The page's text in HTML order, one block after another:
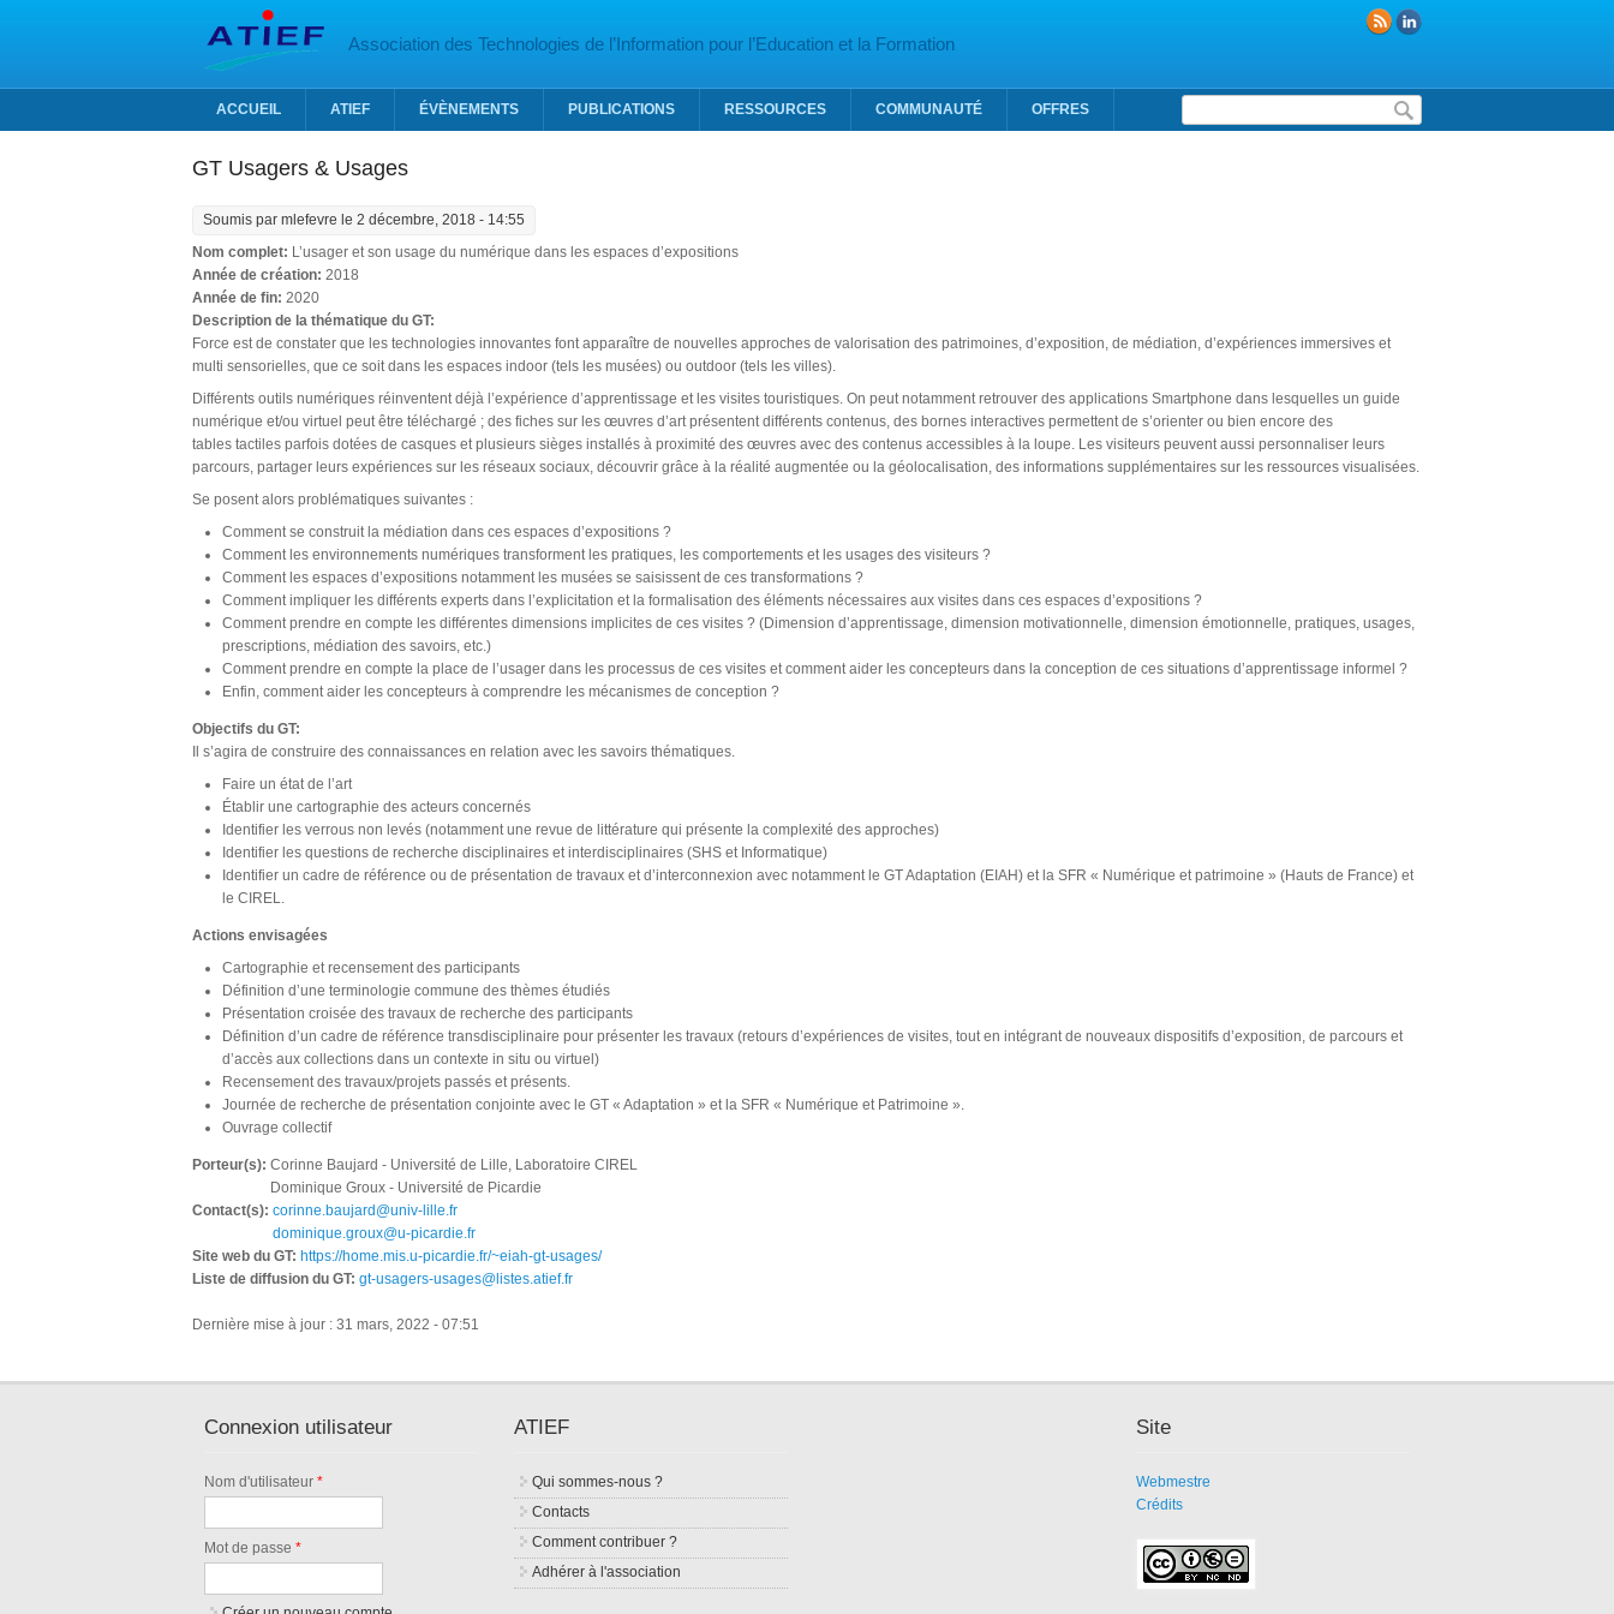
Association des Technologies de l’Information pour l’Education et la Formation
Formulaire de recherche
ACCUEIL ATIEF ÉVÈNEMENTS PUBLICATIONS RESSOURCES COMMUNAUTÉ OFFRES
GT Usagers & Usages
Soumis par mlefevre le 2 décembre, 2018 - 14:55
Nom complet: L’usager et son usage du numérique dans les espaces d’expositions
Année de création: 2018
Année de fin: 2020
Description de la thématique du GT:
Force est de constater que les technologies innovantes font apparaître de nouvelles approches de valorisation des patrimoines, d’exposition, de médiation, d’expériences immersives et
multi sensorielles, que ce soit dans les espaces indoor (tels les musées) ou outdoor (tels les villes).
Différents outils numériques réinventent déjà l’expérience d’apprentissage et les visites touristiques. On peut notamment retrouver des applications Smartphone dans lesquelles un guide
numérique et/ou virtuel peut être téléchargé ; des fiches sur les œuvres d’art présentent différents contenus, des bornes interactives permettent de s’orienter ou bien encore des
tables tactiles parfois dotées de casques et plusieurs sièges installés à proximité des œuvres avec des contenus accessibles à la loupe. Les visiteurs peuvent aussi personnaliser leurs
parcours, partager leurs expériences sur les réseaux sociaux, découvrir grâce à la réalité augmentée ou la géolocalisation, des informations supplémentaires sur les ressources visualisées.
Se posent alors problématiques suivantes :
Comment se construit la médiation dans ces espaces d’expositions ?
Comment les environnements numériques transforment les pratiques, les comportements et les usages des visiteurs ?
Comment les espaces d’expositions notamment les musées se saisissent de ces transformations ?
Comment impliquer les différents experts dans l’explicitation et la formalisation des éléments nécessaires aux visites dans ces espaces d’expositions ?
Comment prendre en compte les différentes dimensions implicites de ces visites ? (Dimension d’apprentissage, dimension motivationnelle, dimension émotionnelle, pratiques, usages,
prescriptions, médiation des savoirs, etc.)
Comment prendre en compte la place de l’usager dans les processus de ces visites et comment aider les concepteurs dans la conception de ces situations d’apprentissage informel ?
Enfin, comment aider les concepteurs à comprendre les mécanismes de conception ?
Objectifs du GT:
Il s’agira de construire des connaissances en relation avec les savoirs thématiques.
Faire un état de l’art
Établir une cartographie des acteurs concernés
Identifier les verrous non levés (notamment une revue de littérature qui présente la complexité des approches)
Identifier les questions de recherche disciplinaires et interdisciplinaires (SHS et Informatique)
Identifier un cadre de référence ou de présentation de travaux et d’interconnexion avec notamment le GT Adaptation (EIAH) et la SFR « Numérique et patrimoine » (Hauts de France) et
le CIREL.
Actions envisagées
Cartographie et recensement des participants
Définition d’une terminologie commune des thèmes étudiés
Présentation croisée des travaux de recherche des participants
Définition d’un cadre de référence transdisciplinaire pour présenter les travaux (retours d’expériences de visites, tout en intégrant de nouveaux dispositifs d’exposition, de parcours et
d’accès aux collections dans un contexte in situ ou virtuel)
Recensement des travaux/projets passés et présents.
Journée de recherche de présentation conjointe avec le GT « Adaptation » et la SFR « Numérique et Patrimoine ».
Ouvrage collectif
Porteur(s): Corinne Baujard - Université de Lille, Laboratoire CIREL
Dominique Groux - Université de Picardie
Contact(s): corinne.baujard@univ-lille.fr
dominique.groux@u-picardie.fr
Site web du GT: https://home.mis.u-picardie.fr/~eiah-gt-usages/
Liste de diffusion du GT: gt-usagers-usages@listes.atief.fr
Dernière mise à jour : 31 mars, 2022 - 07:51
Connexion utilisateur
Nom d'utilisateur*
Mot de passe*
ATIEF
Qui sommes-nous ?
Contacts
Comment contribuer ?
Adhérer à l'association
Site
Webmestre
Crédits